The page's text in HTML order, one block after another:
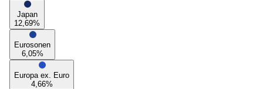
Japan
12,69%
Eurosonen
6,05%
Europa ex. Euro
4,66%